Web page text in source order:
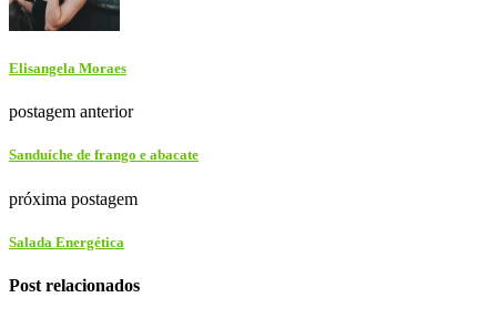
Elisangela Moraes
postagem anterior
Sanduíche de frango e abacate
próxima postagem
Salada Energética
Post relacionados